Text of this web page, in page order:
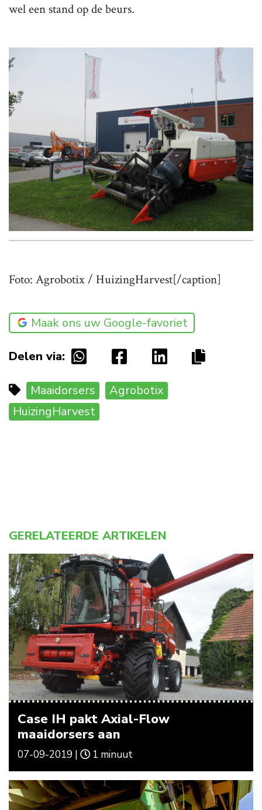
wel een stand op de beurs.
Foto: Agrobotix / HuizingHarvest[/caption]
Maak ons uw Google-favoriet
Delen via:
Maaidorsers
Agrobotix
HuizingHarvest
GERELATEERDE ARTIKELEN
Case IH pakt Axial-Flow
maaidorsers aan
07-09-2019 | 1 minuut